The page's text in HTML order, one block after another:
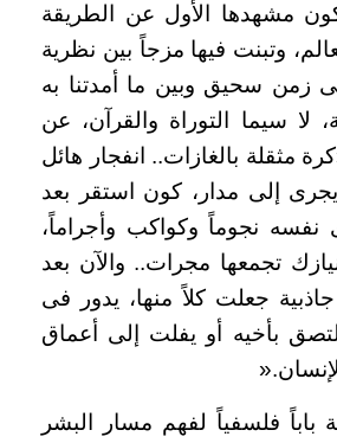
مشهدها الأول عن الطريقة
وتبنت فيها مزجاً بين نظرية
زمن سحيق وبين ما أمدتنا به
لا سيما التوراة والقرآن، عن
مثقلة بالغازات.. انفجار هائل
إلى مدار، كون استقر بعد
نفسه نجوماً وكواكب وأجراماً،
تجمعها مجرات.. والآن بعد
جاذبية جعلت كلاً منها، يدور فى
بأخيه أو يفلت إلى أعماق
».
باباً فلسفياً لفهم مسار البشر